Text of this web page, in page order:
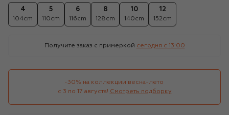
4
104cm
5
110cm
6
116cm
8
128cm
10
140cm
12
152cm
Получите заказ с примеркой сегодня c 13:00
-30% на коллекции весна-лето
с 3 по 17 августа! Смотреть подборку